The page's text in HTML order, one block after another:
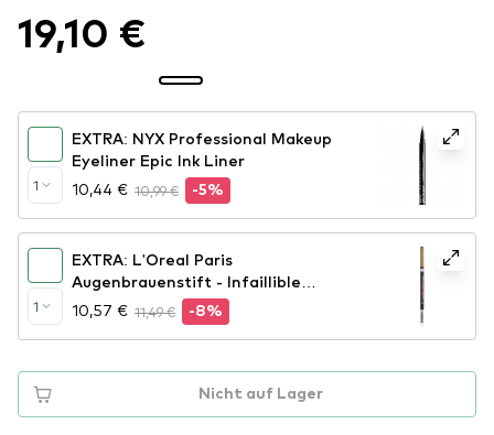
19,10 €
1
EXTRA: NYX Professional Makeup
Eyeliner Epic Ink Liner
10,44 € 10,99 € -5%
1
EXTRA: L'Oreal Paris
Augenbrauenstift - Infaillible
Brows 24H Micro Precision Pencil -
Blonde
10,57 € 11,49 € -8%
Nicht auf Lager